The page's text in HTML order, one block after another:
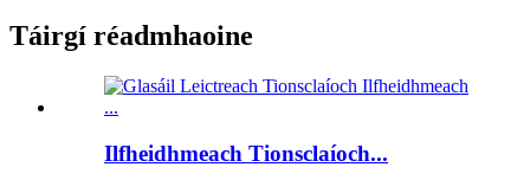
Táirgí réadmhaoine
Ilfheidhmeach Tionsclaíoch...